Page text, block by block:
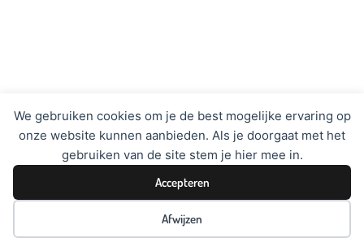
We gebruiken cookies om je de best mogelijke ervaring op
onze website kunnen aanbieden. Als je doorgaat met het
gebruiken van de site stem je hier mee in.
Accepteren
Afwijzen